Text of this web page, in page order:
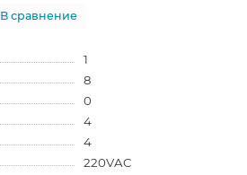
В сравнение
1
8
0
4
4
220VAC